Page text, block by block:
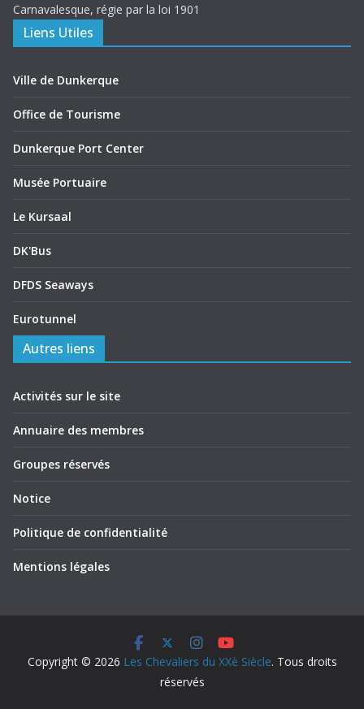
Carnavalesque, régie par la loi 1901
Liens Utiles
Ville de Dunkerque
Office de Tourisme
Dunkerque Port Center
Musée Portuaire
Le Kursaal
DK'Bus
DFDS Seaways
Eurotunnel
Autres liens
Activités sur le site
Annuaire des membres
Groupes réservés
Notice
Politique de confidentialité
Mentions légales
Copyright © 2026 Les Chevaliers du XXè Siècle. Tous droits
réservés